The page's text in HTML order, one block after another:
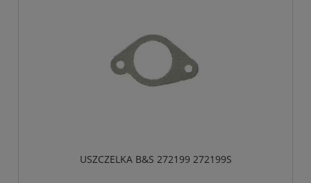
USZCZELKA B&S 272199 272199S